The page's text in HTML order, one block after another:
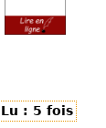
Lu : 5 fois